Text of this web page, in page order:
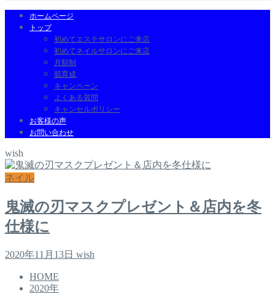
ホームページ
トップ
初めてエステサロンにご来店
初めてネイルサロンにご来店
月額制
肌育成
キャンペーン
よくある質問
キャンセルポリシー
お客様の声
お問い合わせ
wish
ネイル
鬼滅の刃マスクプレゼント＆店内を冬
仕様に
2020年11月13日 wish
HOME
2020年